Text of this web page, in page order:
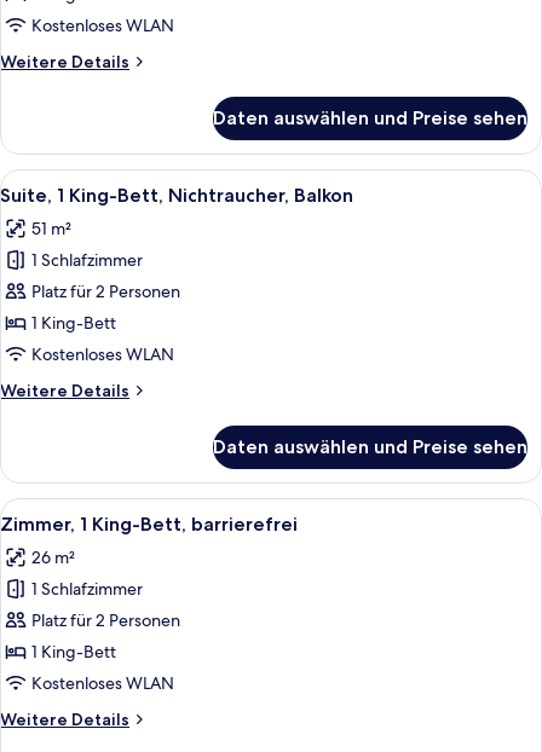
anzeigen
Kostenloses WLAN
Weitere Details
Weitere
1 King-
Bett
Daten auswählen und Preise sehen
Alle
Fotos
für
Suite,
1 King-
Bett,
Nichtraucher,
anzeigen
Ein Hotelzimmer mit Balkon, großen
5
Suite, 1 King-Bett, Nichtraucher, Balkon
51 m²
1 Schlafzimmer
Platz für 2 Personen
1 King-Bett
Kostenloses WLAN
Weitere Details
Weitere
1 King-
Bett,
Nichtraucher,
Daten auswählen und Preise sehen
Alle
Fotos
für
Zimmer,
1 King-
Bett,
barrierefrei
Ein Hotelzimmer mit einem Bett,
4
Zimmer, 1 King-Bett, barrierefrei
26 m²
1 Schlafzimmer
Platz für 2 Personen
1 King-Bett
Kostenloses WLAN
Weitere Details
Weitere